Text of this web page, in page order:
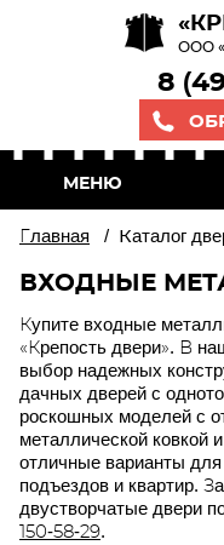
ООО
8
МЕНЮ
Главная / Каталог
ВХОДНЫЕ
Купите входные
«Крепость двери». В
выбор надежных
дачных дверей с
роскошных моделей с
металлической ковкой
отличные варианты
подъездов и квартир.
двустворчатые двери
150-58-29.